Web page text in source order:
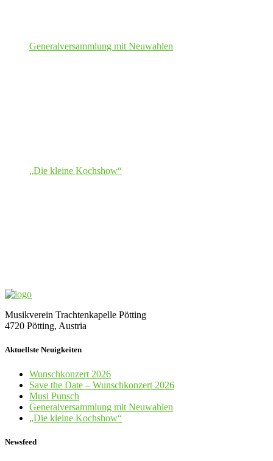
Generalversammlung mit Neuwahlen
„Die kleine Kochshow“
Musikverein Trachtenkapelle Pötting
4720 Pötting, Austria
Aktuellste Neuigkeiten
Wunschkonzert 2026
Save the Date – Wunschkonzert 2026
Musi Punsch
Generalversammlung mit Neuwahlen
„Die kleine Kochshow“
Newsfeed